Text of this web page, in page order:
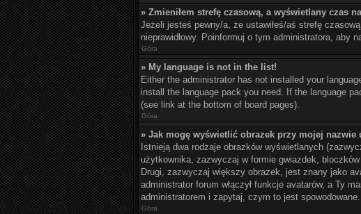
» Zmieniłem strefę czasową, a wyświetlany czas
Jeżeli jesteś pewny/a, że ustawiłeś/aś strefę
nieprawidłowy. Poinformuj o tym administratora, aby
Góra
» My language is not in the list!
Either the administrator has not installed your
install the language pack you need. If the language
(see link at the bottom of board pages).
Góra
» Jak mogę wyświetlić obrazek przy mojej nazwie
Istnieją dwa rodzaje obrazków wyświetlanych
użytkownika, zazwyczaj w formie gwiazdek,
Drugi, zazwyczaj większy obrazek, jest znany jako
administrator forum włączył funkcje avatarów, a Ty
administratorem i zapytaj, czym to jest spowodowane.
Góra